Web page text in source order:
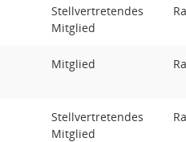
Stellvertretendes
Mitglied
Mitglied
Stellvertretendes
Mitglied